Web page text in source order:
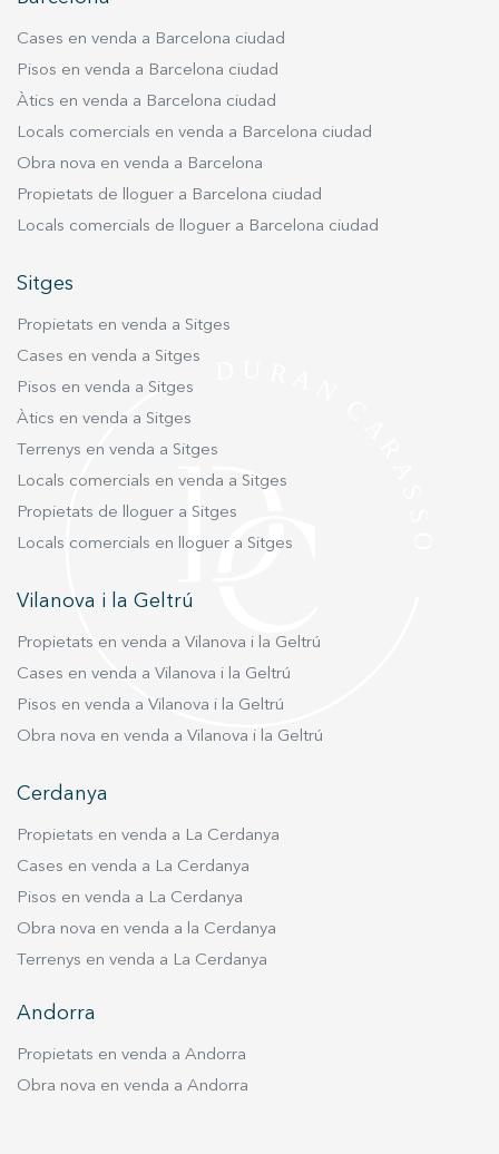
Cases en venda a Barcelona ciudad
Pisos en venda a Barcelona ciudad
Àtics en venda a Barcelona ciudad
Locals comercials en venda a Barcelona ciudad
Obra nova en venda a Barcelona
Propietats de lloguer a Barcelona ciudad
Locals comercials de lloguer a Barcelona ciudad
Sitges
Propietats en venda a Sitges
Cases en venda a Sitges
Pisos en venda a Sitges
Àtics en venda a Sitges
Terrenys en venda a Sitges
Locals comercials en venda a Sitges
Propietats de lloguer a Sitges
Locals comercials en lloguer a Sitges
Vilanova i la Geltrú
Propietats en venda a Vilanova i la Geltrú
Cases en venda a Vilanova i la Geltrú
Pisos en venda a Vilanova i la Geltrú
Obra nova en venda a Vilanova i la Geltrú
Cerdanya
Propietats en venda a La Cerdanya
Cases en venda a La Cerdanya
Pisos en venda a La Cerdanya
Obra nova en venda a la Cerdanya
Terrenys en venda a La Cerdanya
Andorra
Propietats en venda a Andorra
Obra nova en venda a Andorra